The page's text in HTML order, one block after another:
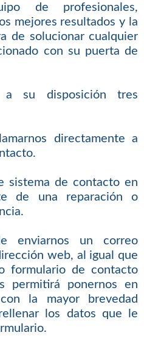
de profesionales,
mejores resultados y la
de solucionar cualquier
con su puerta de
a su disposición tres
directamente a
sistema de contacto en
de una reparación o
enviarnos un correo
web, al igual que
formulario de contacto
permitirá ponernos en
la mayor brevedad
los datos que le